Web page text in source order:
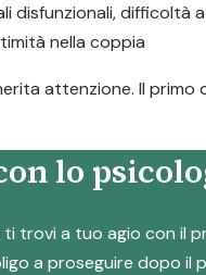
disfunzionali, difficoltà
nella coppia
attenzione. Il
lo
trovi a tuo agio con il
a proseguire dopo il